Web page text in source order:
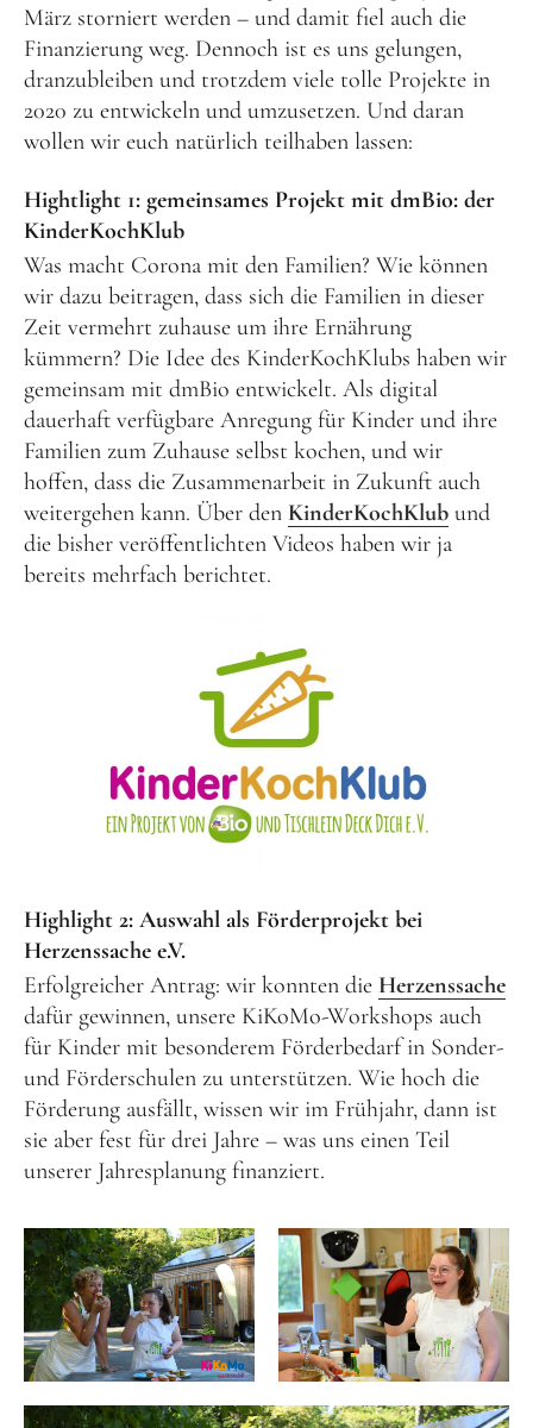
März storniert werden – und damit fiel auch die
Finanzierung weg. Dennoch ist es uns gelungen,
dranzubleiben und trotzdem viele tolle Projekte in
2020 zu entwickeln und umzusetzen. Und daran
wollen wir euch natürlich teilhaben lassen:
Hightlight 1: gemeinsames Projekt mit dmBio: der
KinderKochKlub
Was macht Corona mit den Familien? Wie können
wir dazu beitragen, dass sich die Familien in dieser
Zeit vermehrt zuhause um ihre Ernährung
kümmern? Die Idee des KinderKochKlubs haben wir
gemeinsam mit dmBio entwickelt. Als digital
dauerhaft verfügbare Anregung für Kinder und ihre
Familien zum Zuhause selbst kochen, und wir
hoffen, dass die Zusammenarbeit in Zukunft auch
weitergehen kann. Über den KinderKochKlub und
die bisher veröffentlichten Videos haben wir ja
bereits mehrfach berichtet.
Highlight 2: Auswahl als Förderprojekt bei
Herzenssache e.V.
Erfolgreicher Antrag: wir konnten die Herzenssache
dafür gewinnen, unsere KiKoMo-Workshops auch
für Kinder mit besonderem Förderbedarf in Sonder-
und Förderschulen zu unterstützen. Wie hoch die
Förderung ausfällt, wissen wir im Frühjahr, dann ist
sie aber fest für drei Jahre – was uns einen Teil
unserer Jahresplanung finanziert.